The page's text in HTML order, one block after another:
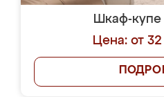
Шкаф-купе
Цена: от